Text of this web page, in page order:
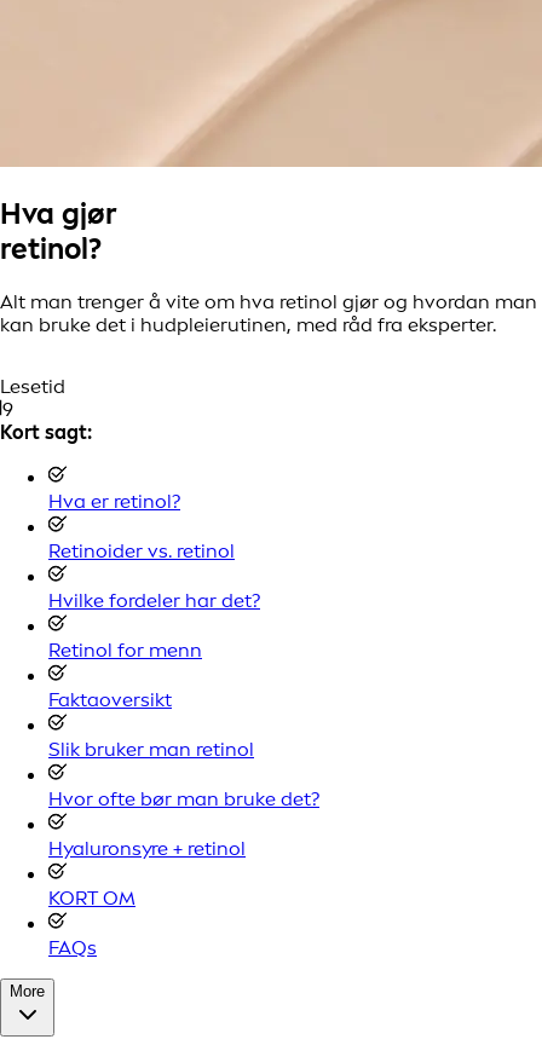
Hva gjør
retinol?
Alt man trenger å vite om hva retinol gjør og hvordan man
kan bruke det i hudpleierutinen, med råd fra eksperter.
Lesetid
9
Kort sagt:
Hva er retinol?
Retinoider vs. retinol
Hvilke fordeler har det?
Retinol for menn
Faktaoversikt
Slik bruker man retinol
Hvor ofte bør man bruke det?
Hyaluronsyre + retinol
KORT OM
FAQs
More